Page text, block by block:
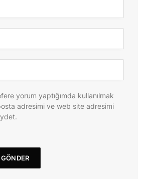
yorum yaptığımda kullanılmak
adresimi ve web site adresimi